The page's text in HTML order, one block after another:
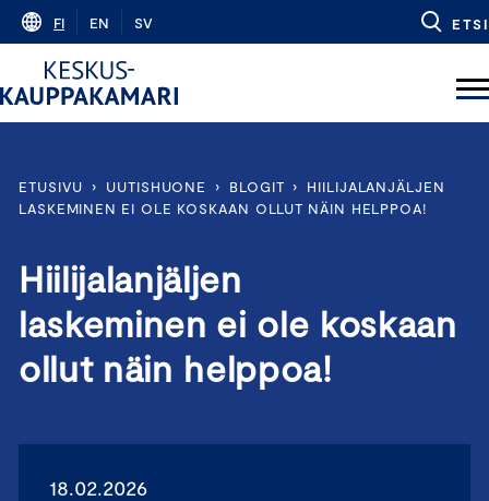
Skip
content
FI EN SV ETSI
ETUSIVU › UUTISHUONE › BLOGIT ›
HIILIJALANJÄLJEN
LASKEMINEN EI OLE KOSKAAN OLLUT NÄIN HELPPOA!
Hiilijalanjäljen
laskeminen ei ole koskaan
ollut näin helppoa!
18.02.2026